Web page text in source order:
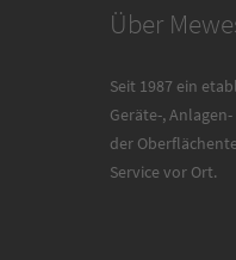
Über
Seit 1987 ein
Geräte-,
der
Service vor Ort.